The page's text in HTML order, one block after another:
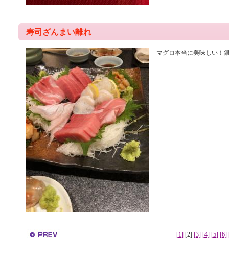
寿司ざんまい離れ
マグロ本当に美味しい！
[1] [2] [3] [4] [5] [6]